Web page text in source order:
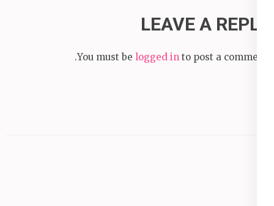
LEAVE A REPLY
You must be logged in to post a comment.